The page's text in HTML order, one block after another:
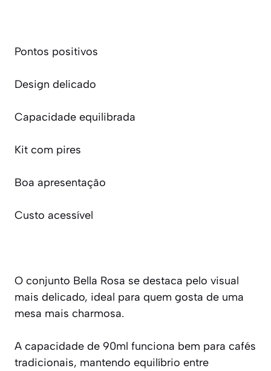
Pontos positivos
Design delicado
Capacidade equilibrada
Kit com pires
Boa apresentação
Custo acessível
O conjunto Bella Rosa se destaca pelo visual
mais delicado, ideal para quem gosta de uma
mesa mais charmosa.
A capacidade de 90ml funciona bem para cafés
tradicionais, mantendo equilíbrio entre